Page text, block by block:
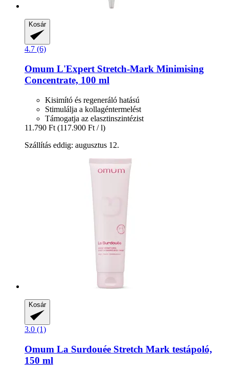
Kosár
4.7 (6)
Omum L'Expert Stretch-​Mark Minimising
Concentrate, 100 ml
Kisimító és regeneráló hatású
Stimulálja a kollagéntermelést
Támogatja az elasztinszintézist
11.790 Ft (117.900 Ft / l)
Szállítás eddig: augusztus 12.
Kosár
3.0 (1)
Omum La Surdouée Stretch Mark testápoló,
150 ml